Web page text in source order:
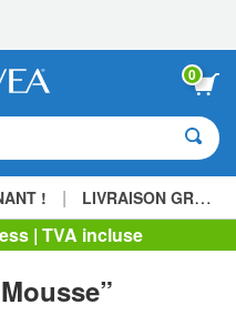
0
! | LIVRAISON GRATUITE
| TVA incluse